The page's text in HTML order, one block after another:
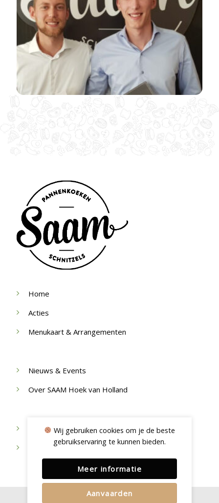
Home
Acties
Menukaart & Arrangementen
Nieuws & Events
Over SAAM Hoek van Holland
Werken bij
Contact
| This is aGRATE
Wij gebruiken cookies om je de beste
gebruikservaring te kunnen bieden.
Meer informatie
Aanvaarden